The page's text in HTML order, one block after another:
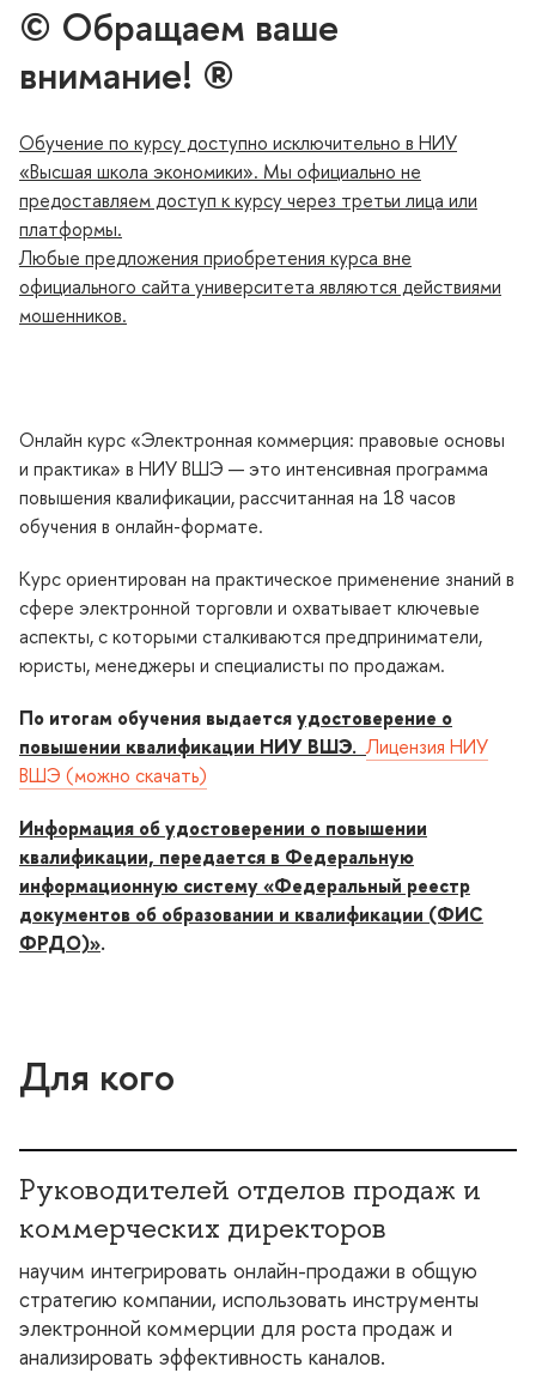
© Обращаем ваше
нимание! ®
Обучение по курсу доступно исключительно в НИУ
«Высшая школа экономики». Мы официально не
предоставляем доступ к курсу через третьи лица или
платформы.
Любые предложения приобретения курса вне
официального сайта университета являются действиями
мошенников.
Онлайн курс «Электронная коммерция: правовые основы
и практика» в НИУ ВШЭ — это интенсивная программа
повышения квалификации, рассчитанная на 18 часо
обучения в онлайн-формате.
Курс ориентирован на практическое применение знаний
сфере электронной торговли и охватывает ключевые
аспекты, с которыми сталкиваются предприниматели,
юристы, менеджеры и специалисты по продажам.
По итогам обучения выдаетсяудостоверение о
повышении квалификации НИУ ВШЭ.Лицензия НИУ
ШЭ (можно скачать)
Информация об удостоверении о повышении
квалификации, передается в Федеральную
информационную систему «Федеральный реестр
документов об образовании и квалификации (ФИС
ФРДО)».
Для кого
Руководителей отделов продаж и
коммерческих директоро
научим интегрировать онлайн-продажи в общую
стратегию компании, использовать инструменты
электронной коммерции для роста продаж и
анализировать эффективность каналов.